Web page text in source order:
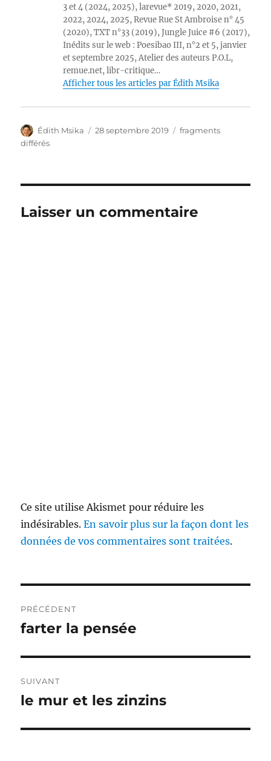
3 et 4 (2024, 2025), larevue* 2019, 2020, 2021,
2022, 2024, 2025, Revue Rue St Ambroise n° 45
(2020), TXT n°33 (2019), Jungle Juice #6 (2017),
Inédits sur le web : Poesibao III, n°2 et 5, janvier
et septembre 2025, Atelier des auteurs P.O.L,
remue.net, libr-critique…
Afficher tous les articles par Édith Msika
Auteur
Édith Msika
Publié
28 septembre 2019 Catégories
fragments
différés
Laisser un commentaire
Ce site utilise Akismet pour réduire les
indésirables.En savoir plus sur la façon dont les
données de vos commentaires sont traitées.
de
PRÉCÉDENT
Publication
farter la pensée
SUIVANT
Publication
le mur et les zinzins